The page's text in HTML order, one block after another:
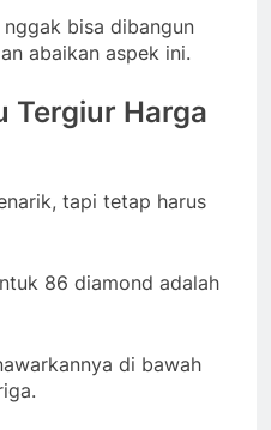
bisa dibangun
abaikan aspek ini.
Tergiur Harga
tapi tetap harus
86 diamond adalah
di bawah